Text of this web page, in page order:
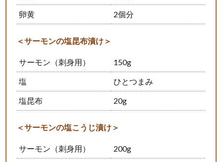
卵黄 2個分
＜サーモンの塩昆布漬け＞
サーモン（刺身用） 150g
塩 ひとつまみ
塩昆布 20g
＜サーモンの塩こうじ漬け＞
サーモン（刺身用） 200g